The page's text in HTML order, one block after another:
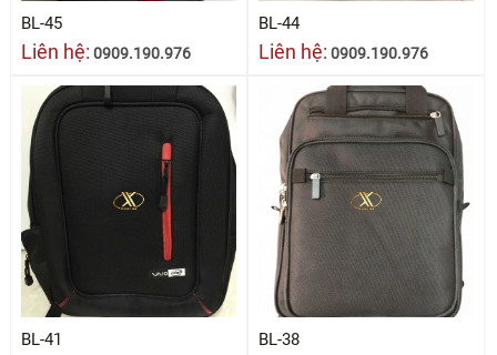
BL-45
Liên hệ: 0909.190.976
BL-44
Liên hệ: 0909.190.976
BL-41 BL-38